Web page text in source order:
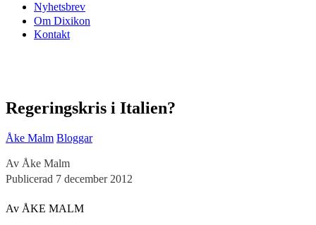
Nyhetsbrev
Om Dixikon
Kontakt
Regeringskris i Italien?
Åke Malm Bloggar
Av Åke Malm
Publicerad 7 december 2012
Av ÅKE MALM